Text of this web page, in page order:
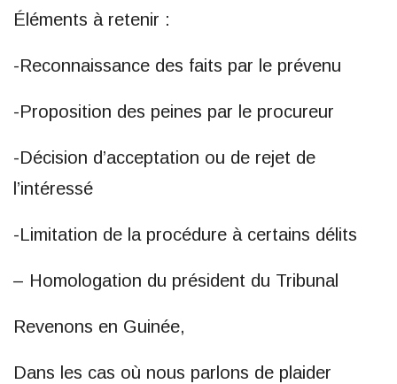
Éléments à retenir :
-Reconnaissance des faits par le prévenu
-Proposition des peines par le procureur
-Décision d’acceptation ou de rejet de
l’intéressé
-Limitation de la procédure à certains délits
– Homologation du président du Tribunal
Revenons en Guinée,
Dans les cas où nous parlons de plaider